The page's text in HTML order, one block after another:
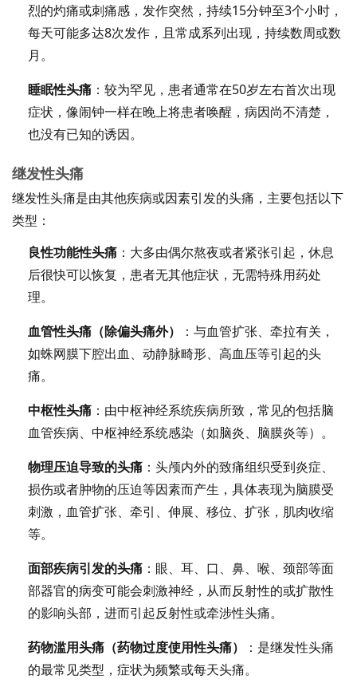
烈的灼痛或刺痛感，发作突然，持续15分钟至3个小时，
每天可能多达8次发作，且常成系列出现，持续数周或数
月。
睡眠性头痛 ：较为罕见，患者通常在50岁左右首次出现
症状，像闹钟一样在晚上将患者唤醒，病因尚不清楚，
也没有已知的诱因。
继发性头痛
继发性头痛是由其他疾病或因素引发的头痛，主要包括以下
类型：
良性功能性头痛 ：大多由偶尔熬夜或者紧张引起，休息
后很快可以恢复，患者无其他症状，无需特殊用药处
理。
血管性头痛（除偏头痛外）
：与血管扩张、牵拉有关，
如蛛网膜下腔出血、动静脉畸形、高血压等引起的头
痛。
中枢性头痛 ：由中枢神经系统疾病所致，常见的包括脑
血管疾病、中枢神经系统感染（如脑炎、脑膜炎等）。
物理压迫导致的头痛 ：头颅内外的致痛组织受到炎症、
损伤或者肿物的压迫等因素而产生，具体表现为脑膜受
刺激，血管扩张、牵引、伸展、移位、扩张，肌肉收缩
等。
面部疾病引发的头痛 ：眼、耳、口、鼻、喉、颈部等面
部器官的病变可能会刺激神经，从而反射性的或扩散性
的影响头部，进而引起反射性或牵涉性头痛。
药物滥用头痛（药物过度使用性头痛）
：是继发性头痛
的最常见类型，症状为频繁或每天头痛。